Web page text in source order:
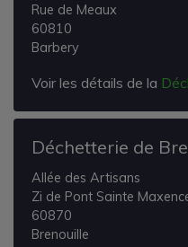
Rue de Meaux
60810
Barbery
Voir les détails de la
Déchetterie de
Allée des Artisans
Zi de Pont Sainte
60870
Brenouille